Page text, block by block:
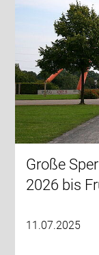
Große
2026 bis
11.07.2025